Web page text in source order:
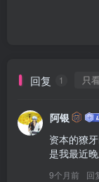
回复 1 只
阿银
资本的獠
是我最近
9个月前 回